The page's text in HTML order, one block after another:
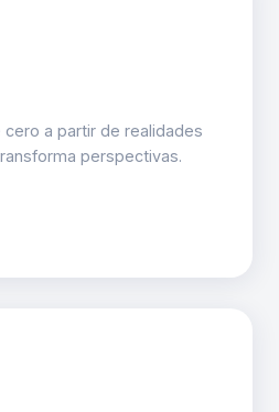
a partir de realidades
perspectivas.